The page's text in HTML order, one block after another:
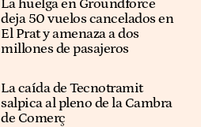
La huelga en Groundforce
deja 50 vuelos cancelados en
El Prat y amenaza a dos
millones de pasajeros
La caída de Tecnotramit
salpica al pleno de la Cambra
de Comerç